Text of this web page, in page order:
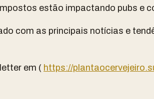
estão impactando pubs e
com as principais notícias e
em ( https://